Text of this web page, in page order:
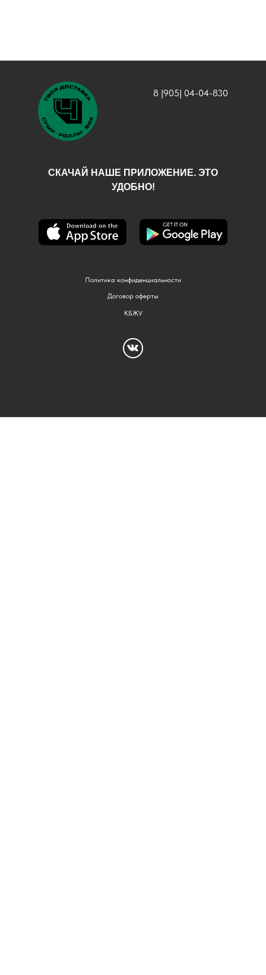
Политика конфиденциальности
Договор оферты
КБЖУ
СКАЧАЙ НАШЕ ПРИЛОЖЕНИЕ. ЭТО
УДОБНО!
8 |905| 04-04-830